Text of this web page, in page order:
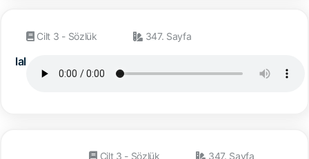
lal
Cilt 3 - Sözlük 347. Sayfa
Cilt 3 - Sözlük 347. Sayfa